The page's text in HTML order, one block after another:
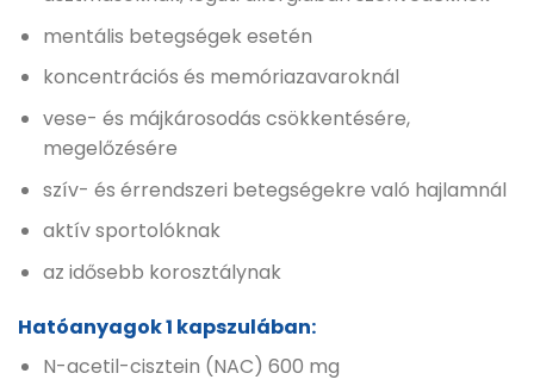
mentális betegségek esetén
koncentrációs és memóriazavaroknál
vese- és májkárosodás csökkentésére,
megelőzésére
szív- és érrendszeri betegségekre való hajlamnál
aktív sportolóknak
az idősebb korosztálynak
Hatóanyagok 1 kapszulában:
N-acetil-cisztein (NAC) 600 mg